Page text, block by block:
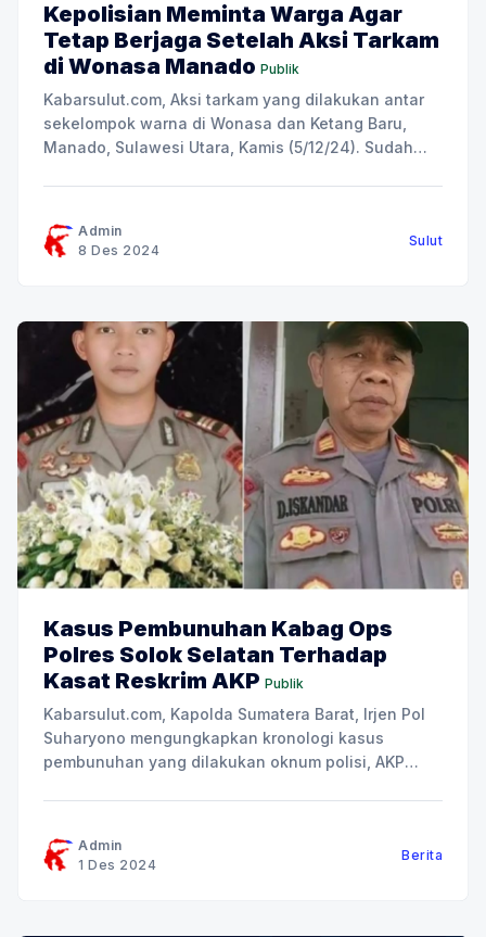
Kepolisian Meminta Warga Agar
Tetap Berjaga Setelah Aksi Tarkam
di Wonasa Manado Publik
Kabarsulut.com, Aksi tarkam yang dilakukan antar
sekelompok warna di Wonasa dan Ketang Baru,
Manado, Sulawesi Utara, Kamis (5/12/24). Sudah
rumah sakit. Kepolisian sudah tidak lagi melakukan
penjagaan dan para warga sudah beraktivitas
Admin
8 Des 2024
Sulut
Kasus Pembunuhan Kabag Ops
Polres Solok Selatan Terhadap
Kasat Reskrim AKP Publik
Kabarsulut.com, Kapolda Sumatera Barat, Irjen Pol
Suharyono mengungkapkan kronologi kasus
pembunuhan yang dilakukan oknum polisi, AKP
saat itu RUA sedang menyelidiki kasus terkait
Admin
1 Des 2024
Berita